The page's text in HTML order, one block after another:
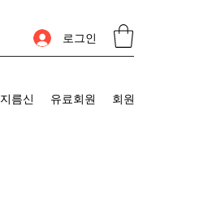
로그인
지름신 유료회원 회원